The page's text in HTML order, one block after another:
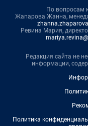
По вопросам
Жапарова Жанна,
Ревина Мария,
Редакция сайта не
информации,
Политика